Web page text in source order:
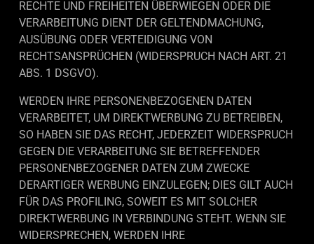
RECHTE UND FREIHEITEN ÜBERWIEGEN ODER DIE
VERARBEITUNG DIENT DER GELTENDMACHUNG,
AUSÜBUNG ODER VERTEIDIGUNG VON
RECHTSANSPRÜCHEN (WIDERSPRUCH NACH ART. 21
ABS. 1 DSGVO).
WERDEN IHRE PERSONENBEZOGENEN DATEN
VERARBEITET, UM DIREKTWERBUNG ZU BETREIBEN,
SO HABEN SIE DAS RECHT, JEDERZEIT WIDERSPRUCH
GEGEN DIE VERARBEITUNG SIE BETREFFENDER
PERSONENBEZOGENER DATEN ZUM ZWECKE
DERARTIGER WERBUNG EINZULEGEN; DIES GILT AUCH
FÜR DAS PROFILING, SOWEIT ES MIT SOLCHER
DIREKTWERBUNG IN VERBINDUNG STEHT. WENN SIE
WIDERSPRECHEN, WERDEN IHRE